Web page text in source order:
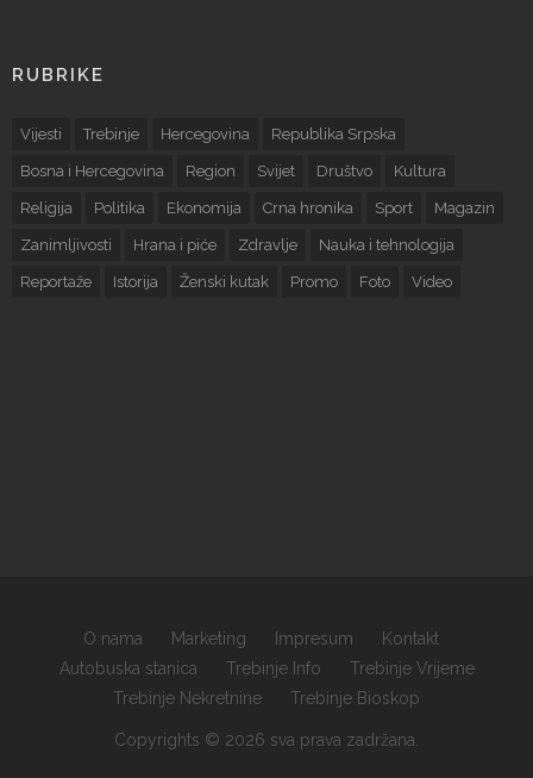
RUBRIKE
Vijesti Trebinje Hercegovina Republika Srpska
Bosna i Hercegovina Region Svijet Društvo Kultura
Religija Politika Ekonomija Crna hronika Sport Magazin
Zanimljivosti Hrana i piće Zdravlje Nauka i tehnologija
Reportaže Istorija Ženski kutak Promo Foto Video
O nama Marketing Impresum
Kontakt
Autobuska stanica
Trebinje Info
Trebinje Vrijeme
Trebinje Nekretnine
Trebinje Bioskop
Copyrights © 2026 sva prava zadržana.